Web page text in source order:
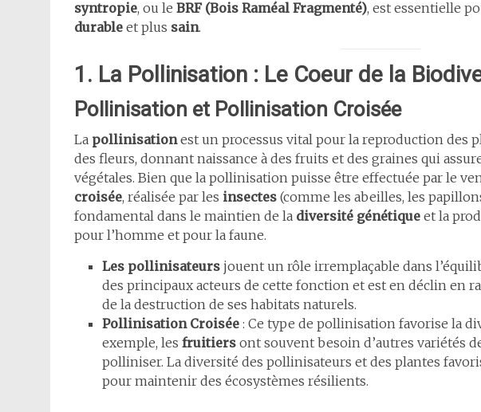
syntropie, ou le BRF (Bois Raméal Fragmenté), est essentielle
durable et plus sain.
1. La Pollinisation : Le Coeur de la
Pollinisation et Pollinisation Croisée
La pollinisationest un processus vital pour la reproduction des
des fleurs, donnant naissance à des fruits et des graines qui
végétales. Bien que la pollinisation puisse être effectuée par le
croisée, réalisée par les insectes (comme les abeilles, les
fondamental dans le maintien de la diversité génétique et la
pour l’homme et pour la faune.
Les pollinisateurs jouent un rôle irremplaçable dans
des principaux acteurs de cette fonction et est en déclin en
de la destruction de ses habitats naturels.
Pollinisation Croisée : Ce type de pollinisation favorise la
exemple, les fruitiers ont souvent besoin d’autres variétés
polliniser. La diversité des pollinisateurs et des plantes
pour maintenir des écosystèmes résilients.